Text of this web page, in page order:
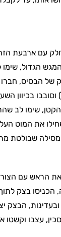
עם ארבעת
הגדול,
של הבסיס,
בכיוון
שימו לב
את המוט
שבולטת
הראש עם
הכניסו בצק
הבצק
עצבו וקשטו